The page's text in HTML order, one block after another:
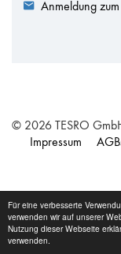
Für eine verbesserte
verwenden wir auf unserer
Nutzung dieser Webseite
verwenden.
Anmeldung
© 2026 TESRO
Impressum